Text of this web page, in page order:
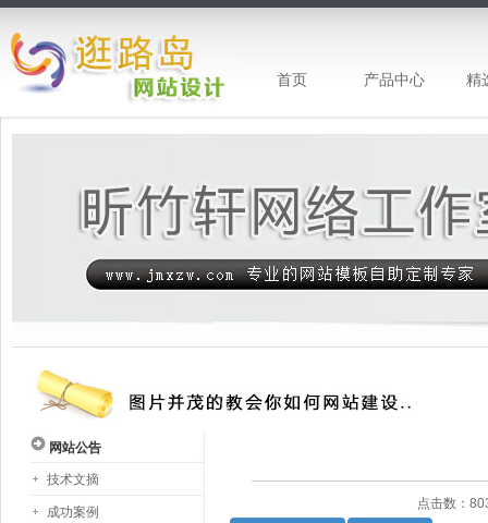
昕竹轩网站设计-专注网站建设
首页 产品中心 精
网站公告
技术文摘
成功案例
点击数：